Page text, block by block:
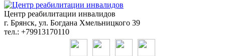
Центр реабилитации инвалидов
г. Брянск, ул. Богдана Хмельницкого 39
тел.: +79913170110